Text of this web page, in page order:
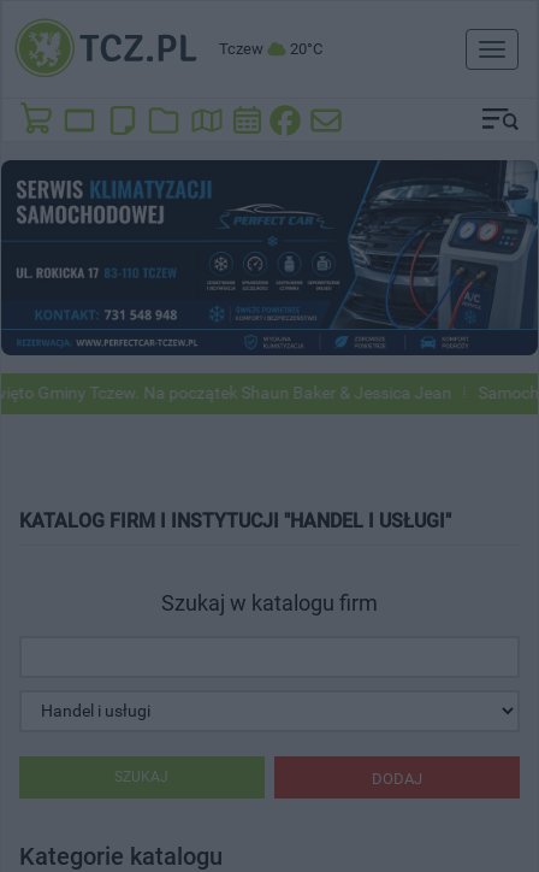
Tczew 20°C
Toggle
Gminy Tczew. Na początek Shaun Baker & Jessica Jean
KATALOG FIRM I INSTYTUCJI "HANDEL I USŁUGI"
Szukaj w katalogu firm
DODAJ
SZUKAJ
Kategorie katalogu